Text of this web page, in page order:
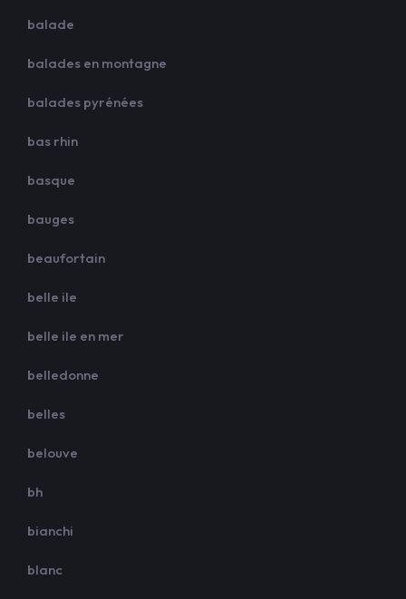
balade
balades en montagne
balades pyrénées
bas rhin
basque
bauges
beaufortain
belle ile
belle ile en mer
belledonne
belles
belouve
bh
bianchi
blanc